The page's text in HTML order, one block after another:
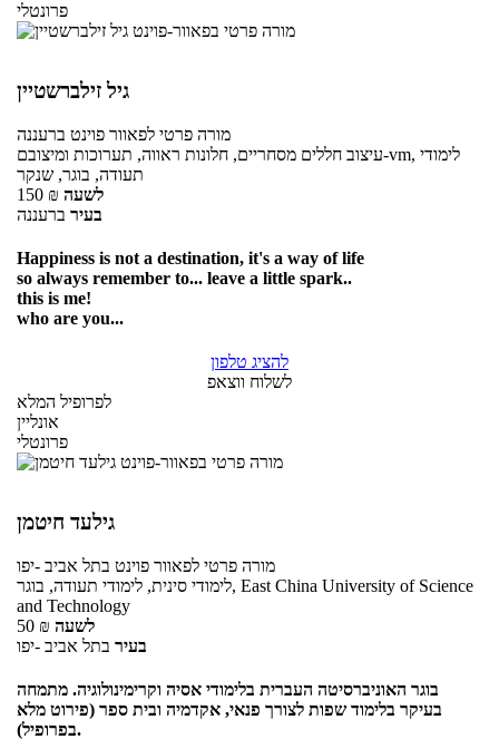
פרונטלי
גיל זילברשטיין
מורה פרטי לפאוור פוינט ברעננה
עיצוב חללים מסחריים, חלונות ראווה, תערוכות ומיצובם-vm, לימודי
תעודה, בוגר, שנקר
150 ₪ לשעה
בעיר ברעננה
Happiness is not a destination, it's a way of life
so always remember to... leave a little spark..
this is me!
who are you...
להציג טלפון
לשלוח ווצאפ
לפרופיל המלא
אונליין
פרונטלי
גילעד חיטמן
מורה פרטי לפאוור פוינט בתל אביב -יפו
לימודי סינית, לימודי תעודה, בוגר, East China University of Science
and Technology
50 ₪ לשעה
בעיר בתל אביב -יפו
בוגר האוניברסיטה העברית בלימודי אסיה וקרימינולוגיה. מתמחה
בעיקר בלימוד שפות לצורך פנאי, אקדמיה ובית ספר (פירוט מלא
בפרופיל).